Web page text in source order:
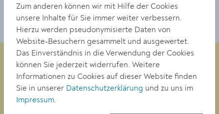
Magistrat der Stadt Krems
Obere Landstraße 4
A-3500 Krems
Zum anderen können wir mit Hilfe der Cookies
unsere Inhalte für Sie immer weiter verbessern.
Hierzu werden pseudonymisierte Daten von
Website-Besuchern gesammelt und ausgewertet.
Das Einverständnis in die Verwendung der Cookies
können Sie jederzeit widerrufen. Weitere
Informationen zu Cookies auf dieser Website finden
Sie in unserer Datenschutzerklärung und zu uns im
Impressum.